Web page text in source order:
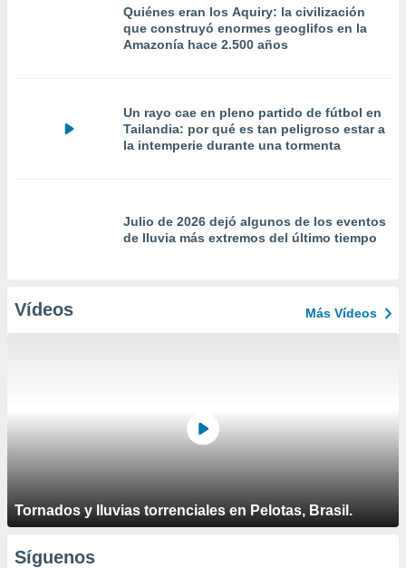
Quiénes eran los Aquiry: la civilización
que construyó enormes geoglifos en la
Amazonía hace 2.500 años
Un rayo cae en pleno partido de fútbol en
Tailandia: por qué es tan peligroso estar a
la intemperie durante una tormenta
Julio de 2026 dejó algunos de los eventos
de lluvia más extremos del último tiempo
Vídeos Más Vídeos
Tornados y lluvias torrenciales en Pelotas, Brasil.
Síguenos